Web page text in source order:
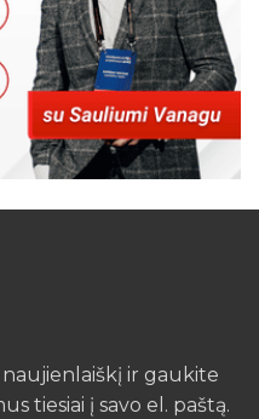
ir gaukite
tiesiai į savo el. paštą.